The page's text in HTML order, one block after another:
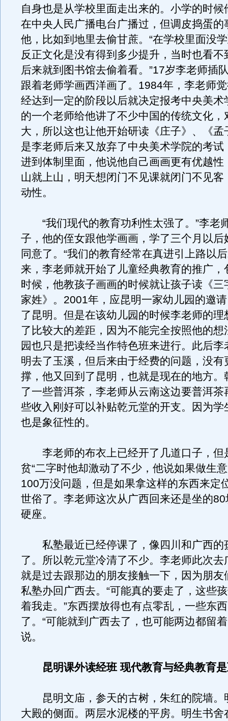
自身也是从学校里面走出来的。小学的时候
在中央人民广播电台广播过，但调皮捣蛋的
他，比如到地里去偷甘蔗。“在学校里面没
反正文化是没有得到多少提升，当时也看不
后来就到图书馆去偷着看。”17岁李老师插
跟着老师学画西洋画了。1984年，李老师
经达到一定的阶段以后就决定报考中央美术
的一个老师给他讲了不少中国的传统文化，
大，所以这也让他开始研读《庄子》、《孟
是李老师后来又放弃了中央美术学院的考试
进到体制里面，他说他自己画画更有优越性
山就上山，明天想闭门不见课就闭门不见客
动性。
“我们现代的教育功利性太强了。”李老
子，他的侄女跟他学画画，学了三个月以后
同意了。“我们的教育经常在真进引上路以
来，李老师就开始了儿童经典教育的推广，
时候，他教孩子画画的时候就让孩子读《三
家姓》。2001年，应昆明一家幼儿园的邀
了昆明。但是在该幼儿园的时候李老师的理
了比较大的差距，因为不能完全按照他的想
园也只是把读经当作特色班来进行。此后李
明去了玉溪，但后来由于经费的问题，没有
撑，他又回到了昆明，也就是现在的地方。
了一些普洱茶，李老师从云南这边要普洱茶
些收入刚好可以补贴乾元堂的开支。因为学
也是象征性的。
李老师的布衣上已经开了几道口子，但
贫“二字时他却激动了不少，他说如果做生
100万没问题，但是如果拿这样的东西来定
世俗了。李老师这次从广西回来还是坐的
硬座。
私塾最近已经停课了，像四川和广西的
了。所以乾元堂冷清了不少。李老师此次去
就是过去跟那边的朋友接触一下，因为朋友
私塾办回广西去。“可能真的要走了，这些
着我走。”东西摆放得也有点零乱，一些东
了。“可能就到广西去了，也可能两边都留
说。
昆明课外读经班 现代教育与经典教育
昆明文庙，参天的古树，朱红的院墙。
大殿的侧面。两层水泥楼的平房。明生书舍